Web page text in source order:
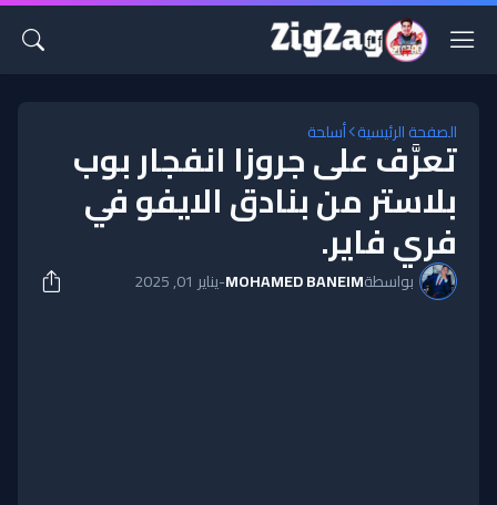
الصفحة الرئيسية أسلحة
تعرَّف على جروزا انفجار بوب
بلاستر من بنادق الايفو في
فري فاير.
بواسطةMOHAMED BANEIM
-يناير 01, 2025